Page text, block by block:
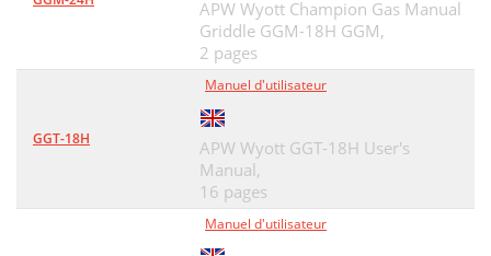
APW Wyott Champion Gas Manual
Griddle GGM-18H GGM,
2 pages
GGT-18H
Manuel d'utilisateur
APW Wyott GGT-18H User's
Manual,
16 pages
Manuel d'utilisateur